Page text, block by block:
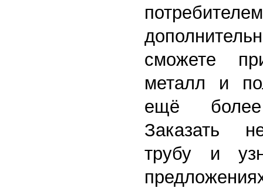
сможете
металл и
ещё
Заказать
трубу и